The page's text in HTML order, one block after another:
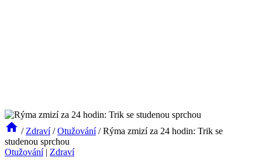
/ Zdraví / Otužování / Rýma zmizí za 24 hodin: Trik se
studenou sprchou
Otužování| Zdraví